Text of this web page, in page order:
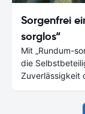
Sorgenfrei
sorglos“
Mit „Rundum-
die
Zuverlässigkeit